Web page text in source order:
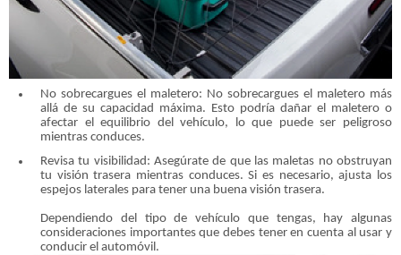
No sobrecargues el maletero: No sobrecargues el maletero más
allá de su capacidad máxima. Esto podría dañar el maletero o
afectar el equilibrio del vehículo, lo que puede ser peligroso
mientras conduces.
Revisa tu visibilidad: Asegúrate de que las maletas no obstruyan
tu visión trasera mientras conduces. Si es necesario, ajusta los
espejos laterales para tener una buena visión trasera.
Dependiendo del tipo de vehículo que tengas, hay algunas
consideraciones importantes que debes tener en cuenta al usar y
conducir el automóvil.